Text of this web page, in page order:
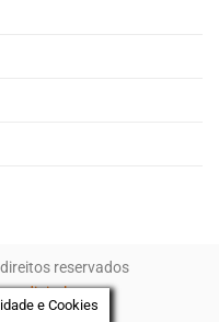
reservados
digitalgreen
e Cookies